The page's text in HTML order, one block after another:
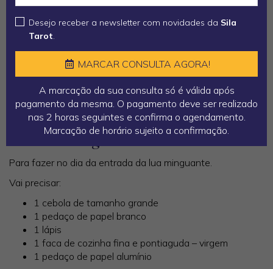
tradições como um meio de reforçar o escudo espiritual de
uma pessoa e desviar as energias prejudiciais lançadas por
aqueles que desejam prejudicá-la.
Lembre-se que a energia do amor e do perdão
funcionam melhor do que qualquer magia contra um
Experimente a Simpatia de Proteção
Contra Inimigos
Para fazer no dia da entrada da lua minguante.
Vai precisar:
1 cebola de tamanho grande
1 pedaço de papel branco
1 lápis
1 faca de cozinha fina e pontiaguda – virgem
1 pedaço de papel alumínio
Desejo receber a newsletter com novidades da Sila
Tarot.
MARCAR CONSULTA AGORA!
A marcação da sua consulta só é válida após
pagamento da mesma. O pagamento deve ser realizado
nas 2 horas seguintes e confirma o agendamento.
Marcação de horário sujeito a confirmação.